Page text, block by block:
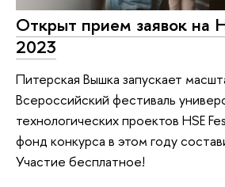
Открыт прием заявок на
2023
Питерская Вышка запускает
Всероссийский фестиваль
технологических проектов HSE
фонд конкурса в этом году
Участие бесплатное!